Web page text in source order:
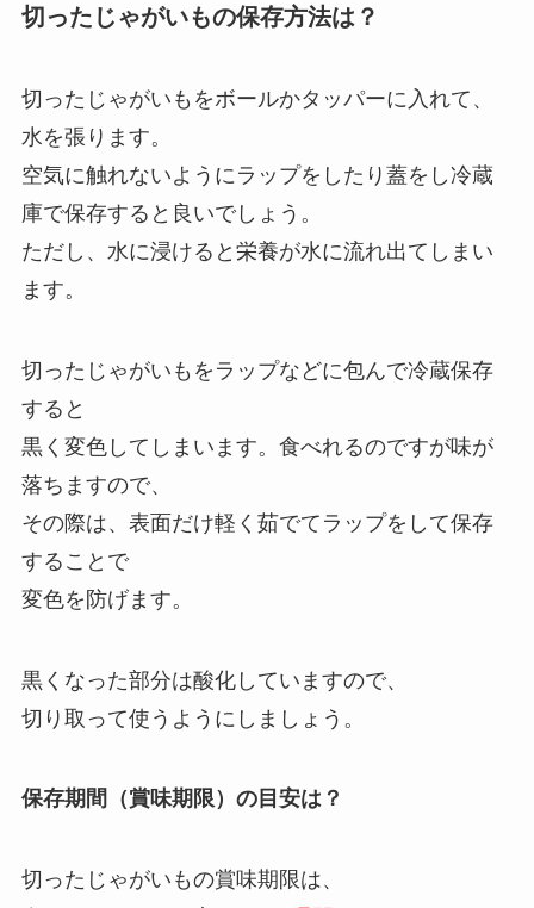
切ったじゃがいもの保存方法は？
切ったじゃがいもをボールかタッパーに入れて、
水を張ります。
空気に触れないようにラップをしたり蓋をし冷蔵
庫で保存すると良いでしょう。
ただし、水に浸けると栄養が水に流れ出てしまい
ます。
切ったじゃがいもをラップなどに包んで冷蔵保存
すると
黒く変色してしまいます。食べれるのですが味が
落ちますので、
その際は、表面だけ軽く茹でてラップをして保存
することで
変色を防げます。
黒くなった部分は酸化していますので、
切り取って使うようにしましょう。
保存期間（賞味期限）の目安は？
切ったじゃがいもの賞味期限は、